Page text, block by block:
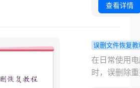
件并非彻底
功恢复。那
删除怎么找
本文将提供
恢复步骤、
查看详情
误删文件恢复教
脑误删除的
怎么恢复？
在日常使用
时，误删除